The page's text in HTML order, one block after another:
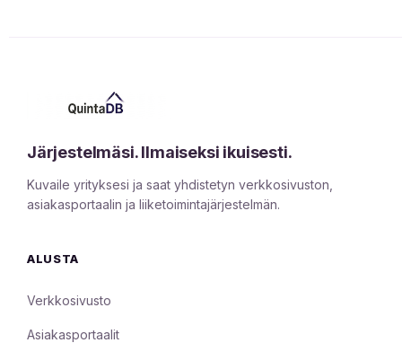
Järjestelmäsi. Ilmaiseksi ikuisesti.
Kuvaile yrityksesi ja saat yhdistetyn verkkosivuston,
asiakasportaalin ja liiketoimintajärjestelmän.
ALUSTA
Verkkosivusto
Asiakasportaalit